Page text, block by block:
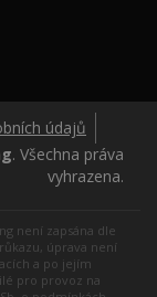
údajů
. Všechna práva
vyhrazena.
není zapsána dle
úprava není
a po jejím
pro provoz na